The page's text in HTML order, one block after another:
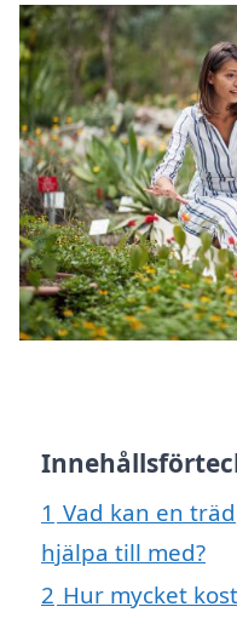
1 Vad kan en
hjälpa till med?
2 Hur mycket